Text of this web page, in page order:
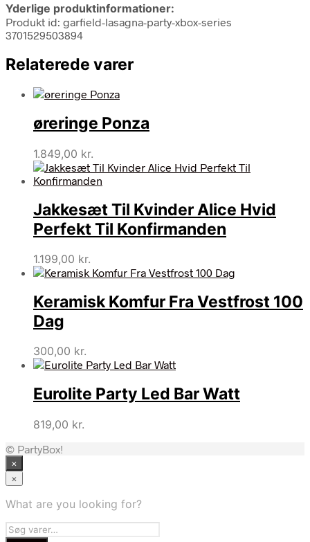
Yderlige produktinformationer:
Produkt id: garfield-lasagna-party-xbox-series
3701529503894
Relaterede varer
øreringe Ponza
1.849,00 kr.
Jakkesæt Til Kvinder Alice Hvid
Perfekt Til Konfirmanden
1.199,00 kr.
Keramisk Komfur Fra Vestfrost 100
Dag
300,00 kr.
Eurolite Party Led Bar Watt
819,00 kr.
© PartyBox!
×
×
What are you looking for?